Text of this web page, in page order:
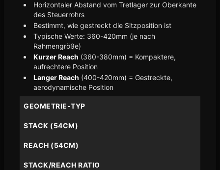
Horizontaler Abstand vom Tretlager zur Oberkante
des Steuerrohrs
Bestimmt, wie gestreckt die Sitzposition ist
Typische Werte: 360-420mm (je nach
Rahmengröße)
Kurzer Reach (360-380mm) = Kompaktere,
aufrechtere Position
Langer Reach (400-420mm) = Gestreckte,
aerodynamische Position
GEOMETRIE-TYP
STACK (54CM)
REACH (54CM)
STACK/REACH RATIO